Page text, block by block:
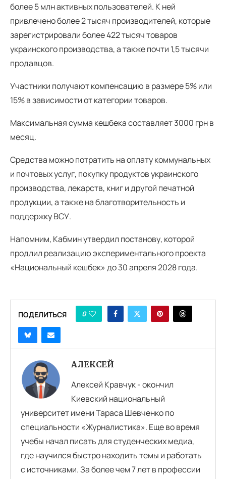
более 5 млн активных пользователей. К ней
привлечено более 2 тысяч производителей, которые
зарегистрировали более 422 тысяч товаров
украинского производства, а также почти 1,5 тысячи
продавцов.
Участники получают компенсацию в размере 5% или
15% в зависимости от категории товаров.
Максимальная сумма кешбека составляет 3000 грн в
месяц.
Средства можно потратить на оплату коммунальных
и почтовых услуг, покупку продуктов украинского
производства, лекарств, книг и другой печатной
продукции, а также на благотворительность и
поддержку ВСУ.
Напомним, Кабмин утвердил постанову, которой
продлил реализацию экспериментального проекта
«Национальный кешбек» до 30 апреля 2028 года.
ПОДЕЛИТЬСЯ 0
АЛЕКСЕЙ
Алексей Кравчук - окончил
Киевский национальный
университет имени Тараса Шевченко по
специальности «Журналистика». Еще во время
учебы начал писать для студенческих медиа,
где научился быстро находить темы и работать
с источниками. За более чем 7 лет в профессии